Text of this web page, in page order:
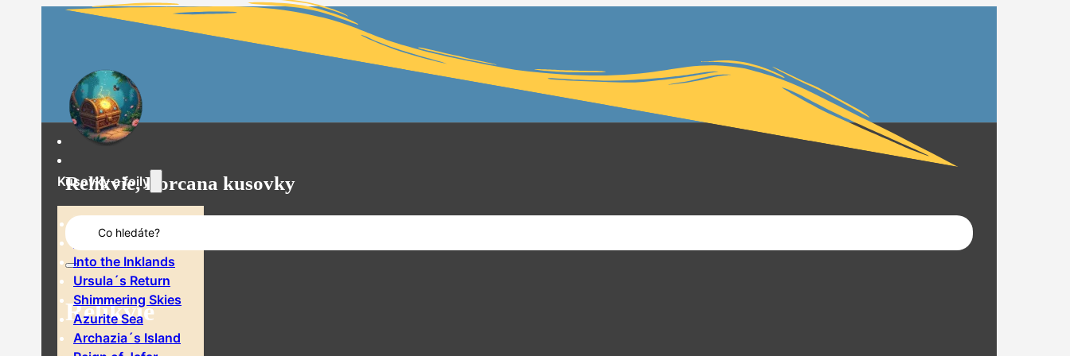
Relikvie, Lorcana kusovky
Search
...
Relikvie
Kusovky a foily
Rise of the Floodborn
Into the Inklands
Ursula´s Return
Shimmering Skies
Azurite Sea
Archazia´s Island